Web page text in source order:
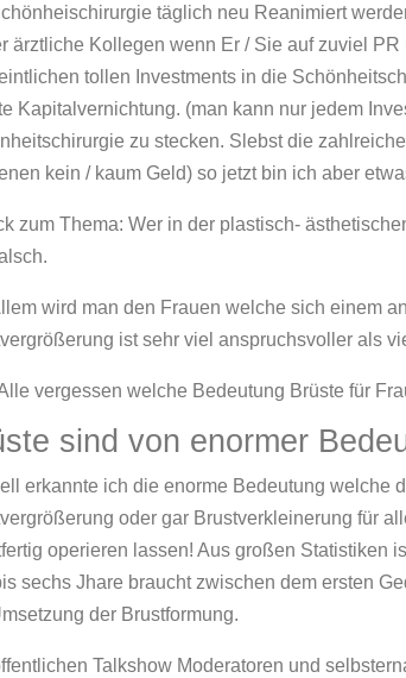
täglich neu Reanimiert
ärztliche Kollegen wenn Er / Sie auf zuviel
tollen Investments in die
Kapitalvernichtung. (man kann nur jedem
zu stecken. Slebst die
kein / kaum Geld) so jetzt bin ich aber
zum Thema: Wer in der plastisch-
wird man den Frauen welche sich einem
ist sehr viel anspruchsvoller als
vergessen welche Bedeutung Brüste für
sind von enormer
erkannte ich die enorme Bedeutung welche
oder gar Brustverkleinerung für
operieren lassen! Aus großen Statistiken
sechs Jhare braucht zwischen dem ersten
der Brustformung.
Talkshow Moderatoren und